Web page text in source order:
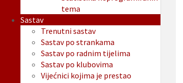
tema
Sastav
Trenutni sastav
Sastav po strankama
Sastav po radnim tijelima
Sastav po klubovima
Vijećnici kojima je prestao